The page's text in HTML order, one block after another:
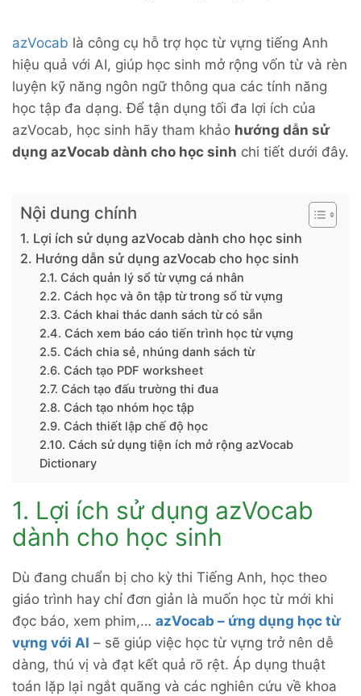
azVocab là công cụ hỗ trợ học từ vựng tiếng Anh
hiệu quả với AI, giúp học sinh mở rộng vốn từ và rèn
luyện kỹ năng ngôn ngữ thông qua các tính năng
học tập đa dạng. Để tận dụng tối đa lợi ích của
azVocab, học sinh hãy tham khảo hướng dẫn sử
dụng azVocab dành cho học sinh chi tiết dưới đây.
Nội dung chính
1. Lợi ích sử dụng azVocab dành cho học sinh
2. Hướng dẫn sử dụng azVocab cho học sinh
2.1. Cách quản lý sổ từ vựng cá nhân
2.2. Cách học và ôn tập từ trong sổ từ vựng
2.3. Cách khai thác danh sách từ có sẵn
2.4. Cách xem báo cáo tiến trình học từ vựng
2.5. Cách chia sẻ, nhúng danh sách từ
2.6. Cách tạo PDF worksheet
2.7. Cách tạo đấu trường thi đua
2.8. Cách tạo nhóm học tập
2.9. Cách thiết lập chế độ học
2.10. Cách sử dụng tiện ích mở rộng azVocab
Dictionary
1. Lợi ích sử dụng azVocab
dành cho học sinh
Dù đang chuẩn bị cho kỳ thi Tiếng Anh, học theo
giáo trình hay chỉ đơn giản là muốn học từ mới khi
đọc báo, xem phim,… azVocab – ứng dụng học từ
vựng với AI – sẽ giúp việc học từ vựng trở nên dễ
dàng, thú vị và đạt kết quả rõ rệt. Áp dụng thuật
toán lặp lại ngắt quãng và các nghiên cứu về khoa